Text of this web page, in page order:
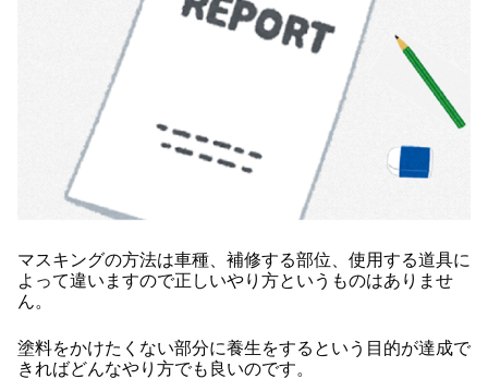
マスキングの方法は車種、補修する部位、使用する道具に
よって違いますので正しいやり方というものはありませ
ん。
塗料をかけたくない部分に養生をするという目的が達成で
きればどんなやり方でも良いのです。